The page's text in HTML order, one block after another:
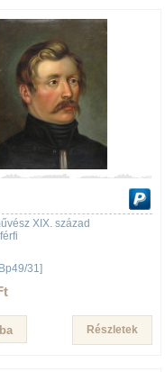
XIX. század
31]
Részletek